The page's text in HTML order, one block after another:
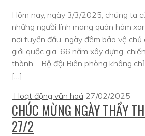
Hôm nay, ngày 3/3/2025, chúng ta
những người lính mang quân hàm
nơi tuyến đầu, ngày đêm bảo vệ chủ
giới quốc gia. 66 năm xây dựng,
thành – Bộ đội Biên phòng không
[…]
Hoạt động văn hoá 27/02/2025
CHÚC MỪNG NGÀY THẦY
27/2